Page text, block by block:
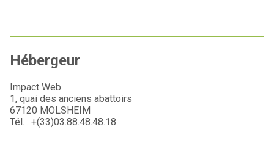
Hébergeur
Impact Web
1, quai des anciens abattoirs
67120 MOLSHEIM
Tél. : +(33)03.88.48.48.18